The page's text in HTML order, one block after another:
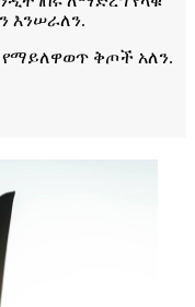
እንሠራለን.
ቅጦች አለን.